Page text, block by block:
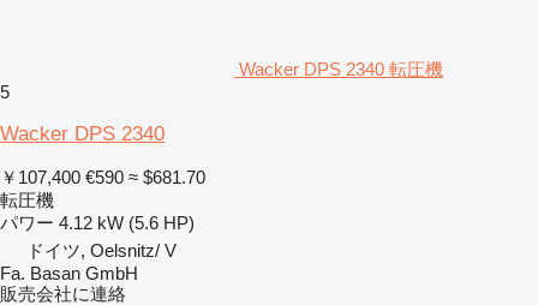
Wacker DPS 2340 転圧機
5
Wacker DPS 2340
￥107,400 €590 ≈ $681.70
転圧機
パワー 4.12 kW (5.6 HP)
ドイツ, Oelsnitz/ V
Fa. Basan GmbH
販売会社に連絡